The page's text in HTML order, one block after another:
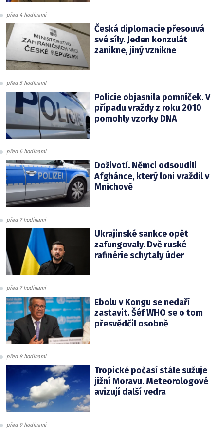
před 4 hodinami
Česká diplomacie přesouvá
své síly. Jeden konzulát
zanikne, jiný vznikne
před 5 hodinami
Policie objasnila pomníček. V
případu vraždy z roku 2010
pomohly vzorky DNA
před 6 hodinami
Doživotí. Němci odsoudili
Afghánce, který loni vraždil v
Mnichově
před 7 hodinami
Ukrajinské sankce opět
zafungovaly. Dvě ruské
rafinérie schytaly úder
před 7 hodinami
Ebolu v Kongu se nedaří
zastavit. Šéf WHO se o tom
přesvědčil osobně
před 8 hodinami
Tropické počasí stále sužuje
jižní Moravu. Meteorologové
avizují další vedra
před 9 hodinami